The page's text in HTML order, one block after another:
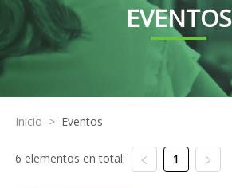
EVENTOS
Inicio > Eventos
6 elementos en total: 1